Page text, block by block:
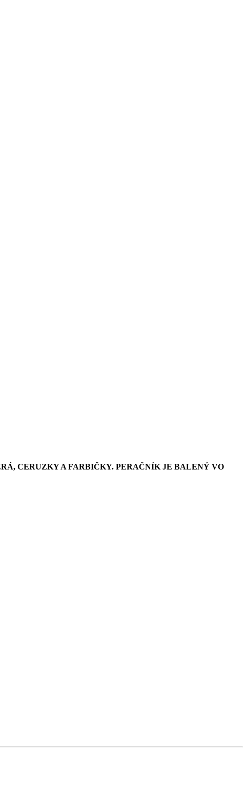
CERUZKY A FARBIČKY. PERAČNÍK JE BALENÝ VO